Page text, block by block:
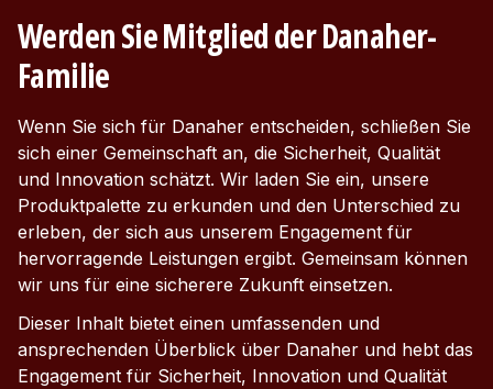
Werden Sie Mitglied der Danaher-
Familie
Wenn Sie sich für Danaher entscheiden, schließen Sie
sich einer Gemeinschaft an, die Sicherheit, Qualität
und Innovation schätzt. Wir laden Sie ein, unsere
Produktpalette zu erkunden und den Unterschied zu
erleben, der sich aus unserem Engagement für
hervorragende Leistungen ergibt. Gemeinsam können
wir uns für eine sicherere Zukunft einsetzen.
Dieser Inhalt bietet einen umfassenden und
ansprechenden Überblick über Danaher und hebt das
Engagement für Sicherheit, Innovation und Qualität